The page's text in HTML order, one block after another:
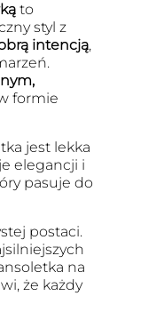
to
styl z
intencją,
formie
jest lekka
elegancji i
pasuje do
postaci.
na
że każdy